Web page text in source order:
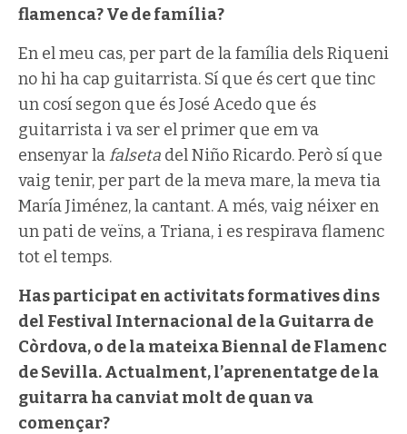
flamenca? Ve de família?
En el meu cas, per part de la família dels Riqueni
no hi ha cap guitarrista. Sí que és cert que tinc
un cosí segon que és José Acedo que és
guitarrista i va ser el primer que em va
ensenyar lafalseta del Niño Ricardo. Però sí que
vaig tenir, per part de la meva mare, la meva tia
María Jiménez, la cantant. A més, vaig néixer en
un pati de veïns, a Triana, i es respirava flamenc
tot el temps.
Has participat en activitats formatives dins
del Festival Internacional de la Guitarra de
Còrdova, o de la mateixa Biennal de Flamenc
de Sevilla. Actualment, l’aprenentatge de la
guitarra ha canviat molt de quan va
començar?